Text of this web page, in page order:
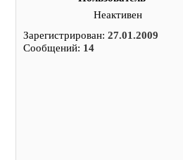
Неактивен
Зарегистрирован:27.01.2009
Сообщений: 14